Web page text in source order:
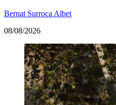
Bernat Surroca Albet
08/08/2026